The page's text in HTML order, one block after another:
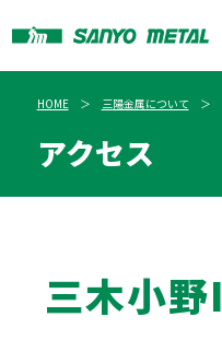
HOME 三陽金属について
アクセス
三木小